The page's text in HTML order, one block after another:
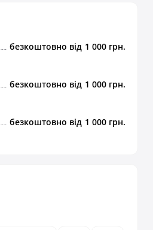
безкоштовно від 1 000 грн.
безкоштовно від 1 000 грн.
безкоштовно від 1 000 грн.